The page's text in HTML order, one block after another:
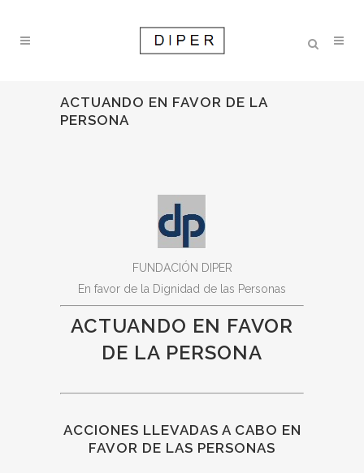
ACTUANDO EN FAVOR DE LA
PERSONA
FUNDACIÓN DIPER
En favor de la Dignidad de las Personas
ACTUANDO EN FAVOR
DE LA PERSONA
ACCIONES LLEVADAS A CABO EN
FAVOR DE LAS PERSONAS